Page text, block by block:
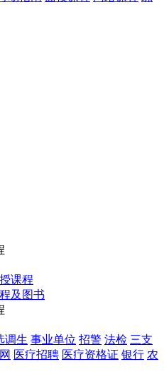
课程
及图书
调生 事业单位 招警 法检 三支
医疗招聘 医疗资格证 银行 农